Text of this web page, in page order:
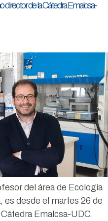
director de la Cátedra Emalcsa-
del área de Ecología
es desde el martes 26 de
Emalcsa-UDC.